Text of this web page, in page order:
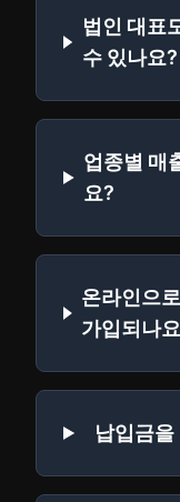
법인 대표
수 있나요?
업종별 매
요?
온라인으
가입되나
납입금